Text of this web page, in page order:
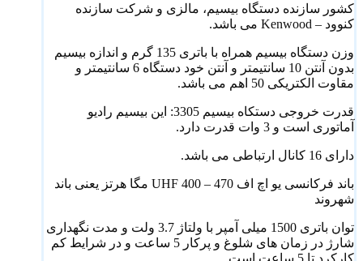
کشور سازنده دستگاه بیسیم، مالزی و شرکت سازنده
کنوود – Kenwood می باشد.
وزن دستگاه بیسیم همراه با باتری 135 گرم و اندازه بیسیم
بدون آنتن 10 سانتیمتر و آنتن خود دستگاه 6 سانتیمتر و
مقاوت الکتریکی 50 اهم می باشد.
قدرت خروجی دستکاه بیسیم 3305: این بیسیم رادیو
آماتوری است و 3 وات قدرت دارد.
دارای 16 کانال ارتباطی می باشد.
باند فرکانسی یو اچ اف UHF 400 – 470 مگا هرتز یعنی باند
شهروند
توان باتری 1500 میلی آمپر با ولتاژ 3.7 ولت و مدت نگهداری
شارژ در زمان های شلوغ و پرکار 5 ساعت و در شرایط کم
کارکرد تا 5 ساعت است.